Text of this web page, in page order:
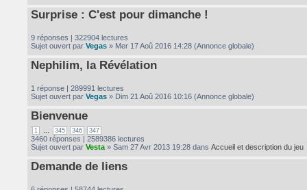
Surprise : C'est pour dimanche !
9 réponses | 322904 lectures
Sujet ouvert par Vegas » Mer 17 Aoû 2016 14:28 (Annonce globale)
Nephilim, la Révélation
1 réponse | 289991 lectures
Sujet ouvert par Vegas » Dim 21 Aoû 2016 10:16 (Annonce globale)
Bienvenue
1 345 346 347
3460 réponses | 2589386 lectures
Sujet ouvert par Vesta » Sam 27 Avr 2013 19:28 dans Accueil et description du jeu
Demande de liens